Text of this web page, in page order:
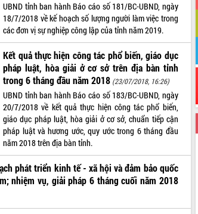
UBND tỉnh ban hành Báo cáo số 181/BC-UBND, ngày
18/7/2018 về kế hoạch số lượng người làm việc trong
các đơn vị sự nghiệp công lập của tỉnh năm 2019.
Kết quả thực hiện công tác phổ biến, giáo dục
pháp luật, hòa giải ở cơ sở trên địa bàn tỉnh
trong 6 tháng đầu năm 2018 (23/07/2018, 16:26)
UBND tỉnh ban hành Báo cáo số 183/BC-UBND, ngày
20/7/2018 về kết quả thực hiện công tác phổ biến,
giáo dục pháp luật, hòa giải ở cơ sở, chuẩn tiếp cận
pháp luật và hương ước, quy ước trong 6 tháng đầu
năm 2018 trên địa bàn tỉnh.
phát triển kinh tế - xã hội và đảm bảo quốc
nhiệm vụ, giải pháp 6 tháng cuối năm 2018